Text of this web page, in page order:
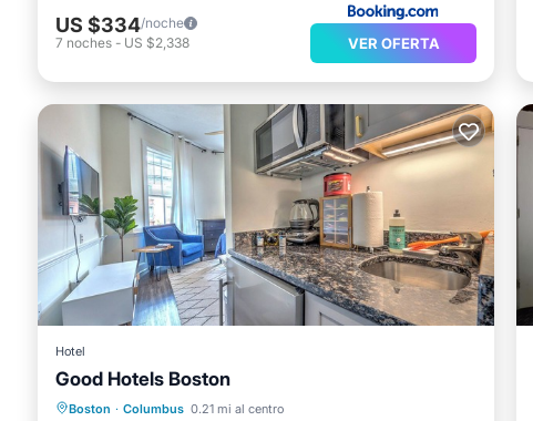
US $334/noche
7 noches - US $2,338 VER OFERTA
Hotel
Good Hotels Boston
Boston · Columbus 0.21 mi al centro
Aparcamiento
Cocina